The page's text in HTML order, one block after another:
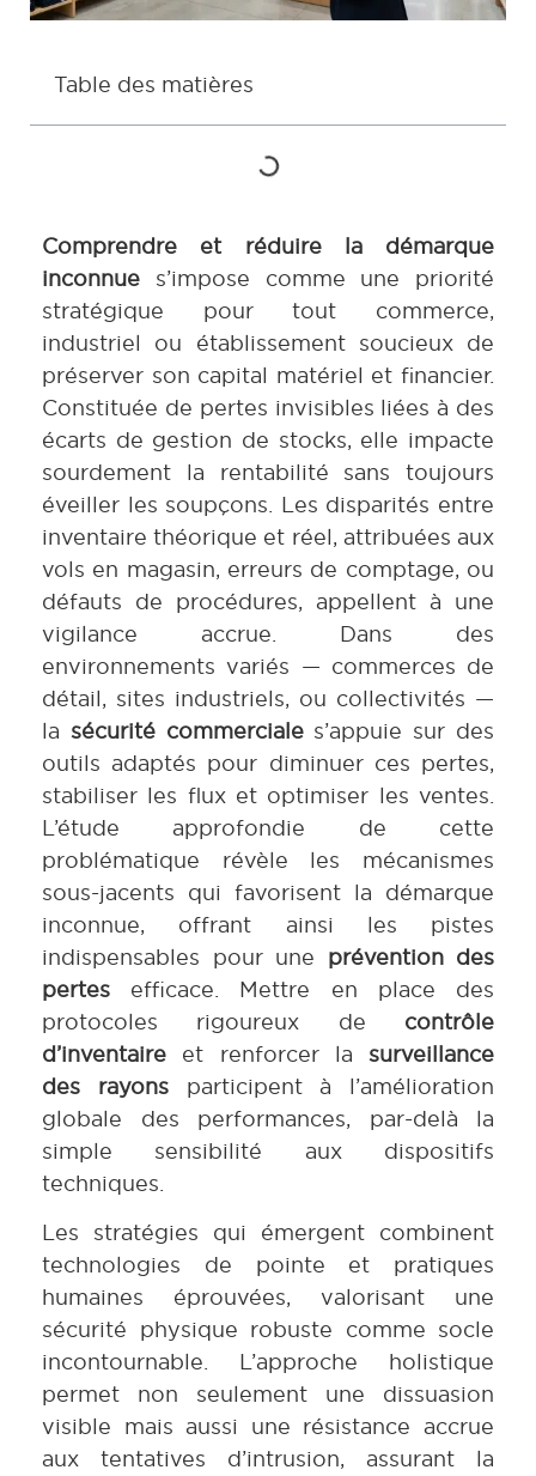
Table des matières
Comprendre et réduire la démarque
inconnue s’impose comme une priorité
stratégique pour tout commerce,
industriel ou établissement soucieux de
préserver son capital matériel et financier.
Constituée de pertes invisibles liées à des
écarts de gestion de stocks, elle impacte
sourdement la rentabilité sans toujours
éveiller les soupçons. Les disparités entre
inventaire théorique et réel, attribuées aux
vols en magasin, erreurs de comptage, ou
défauts de procédures, appellent à une
vigilance accrue. Dans des
environnements variés — commerces de
détail, sites industriels, ou collectivités —
la sécurité commerciales’appuie sur des
outils adaptés pour diminuer ces pertes,
stabiliser les flux et optimiser les ventes.
L’étude approfondie de cette
problématique révèle les mécanismes
sous-jacents qui favorisent la démarque
inconnue, offrant ainsi les pistes
indispensables pour une prévention des
pertes efficace. Mettre en place des
protocoles rigoureux de contrôle
d’inventaire et renforcer la surveillance
des rayonsparticipent à l’amélioration
globale des performances, par-delà la
simple sensibilité aux dispositifs
techniques.
Les stratégies qui émergent combinent
technologies de pointe et pratiques
humaines éprouvées, valorisant une
sécurité physique robuste comme socle
incontournable. L’approche holistique
permet non seulement une dissuasion
visible mais aussi une résistance accrue
aux tentatives d’intrusion, assurant la